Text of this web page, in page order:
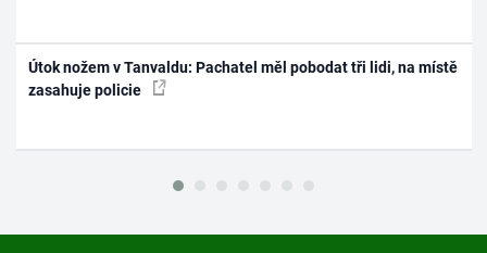
Útok nožem v Tanvaldu: Pachatel měl pobodat tři lidi, na místě
zasahuje policie